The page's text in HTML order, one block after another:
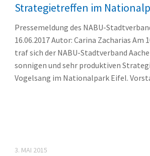
Strategietreffen im
Pressemeldung des NABU-
16.06.2017 Autor: Carina Zacharias Am
traf sich der NABU-Stadtverband
sonnigen und sehr produktiven
Vogelsang im Nationalpark Eifel.
3. MAI 2015